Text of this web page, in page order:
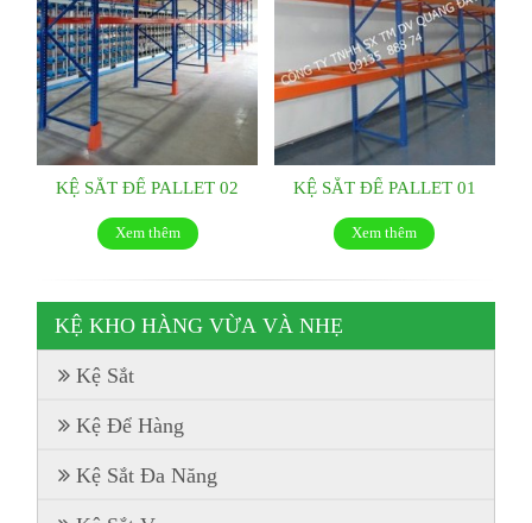
KỆ SẮT ĐỂ PALLET 02
Xem thêm
KỆ SẮT ĐỂ PALLET 01
Xem thêm
KỆ KHO HÀNG VỪA VÀ NHẸ
Kệ Sắt
Kệ Để Hàng
Kệ Sắt Đa Năng